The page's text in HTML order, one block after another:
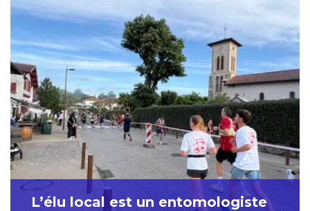
L’élu local est un entomologiste